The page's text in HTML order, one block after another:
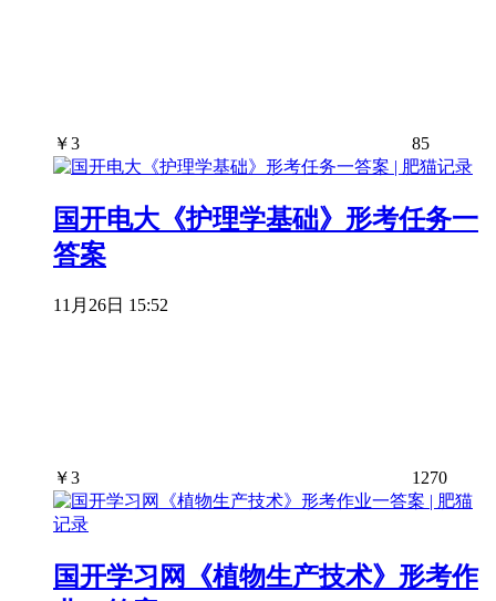
￥3 85
国开电大《护理学基础》形考任务一
答案
11月26日 15:52
￥3 1270
国开学习网《植物生产技术》形考作